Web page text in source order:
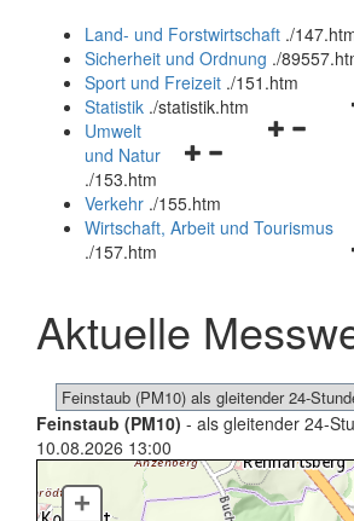
und
schließen
Land- und Forstwirtschaft ./
Sicherheit und Ordnung ./
Sport und Freizeit ./151.htm
Statistik ./statistik.htm
Navigationsmenü
und
schließen
Umwelt
und Natur
./153.htm
Verkehr ./155.htm
Wirtschaft, Arbeit und Tourismus
./157.htm
Aktuelle
Feinstaub (PM10) - als gleitender 24-
10.08.2026 13:00
+